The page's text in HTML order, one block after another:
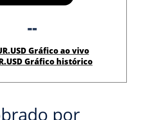
--
Gráfico ao vivo
Gráfico histórico
por